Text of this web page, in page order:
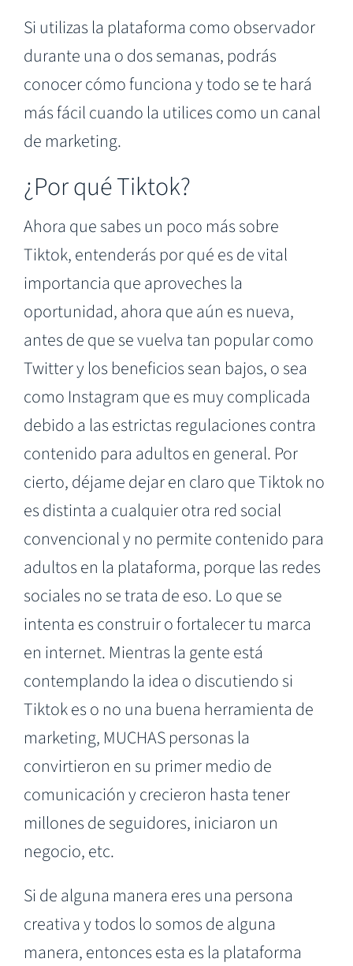
Si utilizas la plataforma como observador
durante una o dos semanas, podrás
conocer cómo funciona y todo se te hará
más fácil cuando la utilices como un canal
de marketing.
¿Por qué Tiktok?
Ahora que sabes un poco más sobre
Tiktok, entenderás por qué es de vital
importancia que aproveches la
oportunidad, ahora que aún es nueva,
antes de que se vuelva tan popular como
Twitter y los beneficios sean bajos, o sea
como Instagram que es muy complicada
debido a las estrictas regulaciones contra
contenido para adultos en general. Por
cierto, déjame dejar en claro que Tiktok no
es distinta a cualquier otra red social
convencional y no permite contenido para
adultos en la plataforma, porque las redes
sociales no se trata de eso. Lo que se
intenta es construir o fortalecer tu marca
en internet. Mientras la gente está
contemplando la idea o discutiendo si
Tiktok es o no una buena herramienta de
marketing, MUCHAS personas la
convirtieron en su primer medio de
comunicación y crecieron hasta tener
millones de seguidores, iniciaron un
negocio, etc.
Si de alguna manera eres una persona
creativa y todos lo somos de alguna
manera, entonces esta es la plataforma